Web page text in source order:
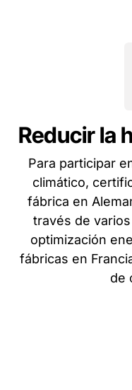
Reducir la
Para participar
climático,
fábrica en
través de
optimización
fábricas en
de